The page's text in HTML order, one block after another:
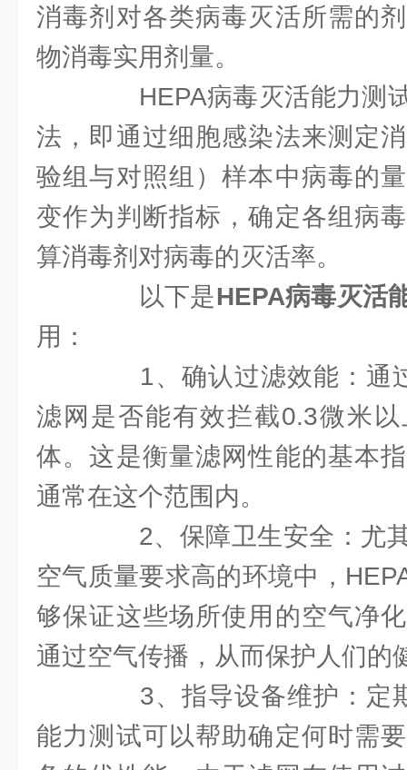
消毒剂对各类病毒灭活所需的
物消毒实用剂量。
HEPA病毒灭活能力测
法，即通过细胞感染法来测定
验组与对照组）样本中病毒的
变作为判断指标，确定各组病
算消毒剂对病毒的灭活率。
以下是HEPA病毒灭活
用：
1、确认过滤效能：通
滤网是否能有效拦截0.3微米
体。这是衡量滤网性能的基本
通常在这个范围内。
2、保障卫生安全：尤其
空气质量要求高的环境中，
够保证这些场所使用的空气净
通过空气传播，从而保护人们的
3、指导设备维护：定
能力测试可以帮助确定何时需